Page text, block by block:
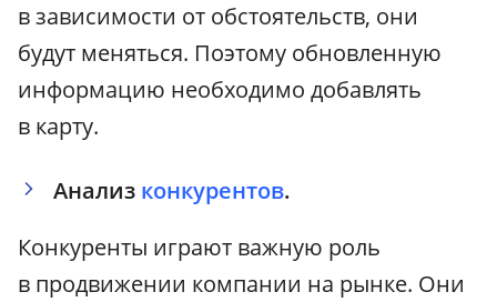
в зависимости от обстоятельств, они
будут меняться. Поэтому обновленную
информацию необходимо добавлять
в карту.
Анализ конкурентов.
Конкуренты играют важную роль
в продвижении компании на рынке. Они